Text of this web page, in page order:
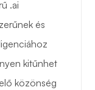
.ai
és
kitűnhet
közönség